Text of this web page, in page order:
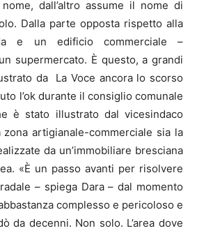
dall’altro assume il nome di
Dalla parte opposta rispetto alla
e un edificio commerciale –
supermercato. È questo, a grandi
da La Voce ancora lo scorso
l’ok durante il consiglio comunale
è stato illustrato dal vicesindaco
zona artigianale-commerciale sia la
da un’immobiliare bresciana
«È un passo avanti per risolvere
– spiega Dara – dal momento
complesso e pericoloso e
da decenni. Non solo. L’area dove